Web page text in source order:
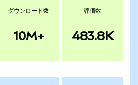
ダウンロード数
10M+
評価数
483.8K